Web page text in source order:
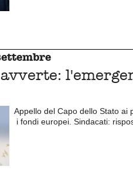
Appello del Capo dello Stato ai
i fondi europei. Sindacati: